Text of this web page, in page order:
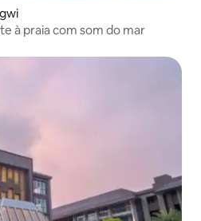
à praia com som do mar